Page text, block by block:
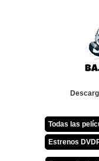
Todas las
Estrenos